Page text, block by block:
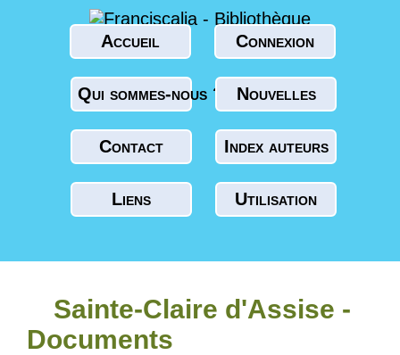
Accueil Connexion
Qui sommes-nous ? Nouvelles
Contact Index auteurs
Liens Utilisation
Sainte-Claire d'Assise -
Documents